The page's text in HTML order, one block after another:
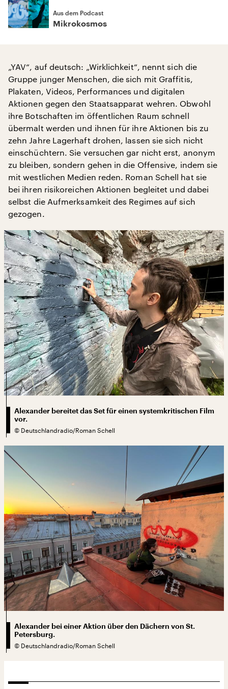
Aus dem Podcast
Mikrokosmos
„YAV“, auf deutsch: „Wirklichkeit“, nennt sich die
Gruppe junger Menschen, die sich mit Graffitis,
Plakaten, Videos, Performances und digitalen
Aktionen gegen den Staatsapparat wehren. Obwohl
ihre Botschaften im öffentlichen Raum schnell
übermalt werden und ihnen für ihre Aktionen bis zu
zehn Jahre Lagerhaft drohen, lassen sie sich nicht
einschüchtern. Sie versuchen gar nicht erst, anonym
zu bleiben, sondern gehen in die Offensive, indem sie
mit westlichen Medien reden. Roman Schell hat sie
bei ihren risikoreichen Aktionen begleitet und dabei
selbst die Aufmerksamkeit des Regimes auf sich
gezogen.
Alexander bereitet das Set für einen systemkritischen Film
vor.
© Deutschlandradio/Roman Schell
Alexander bei einer Aktion über den Dächern von St.
Petersburg.
© Deutschlandradio/Roman Schell